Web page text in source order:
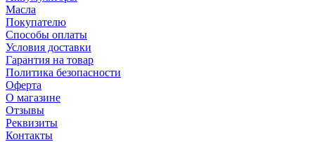
Масла
Покупателю
Способы оплаты
Условия доставки
Гарантия на товар
Политика безопасности
Оферта
О магазине
Отзывы
Реквизиты
Контакты